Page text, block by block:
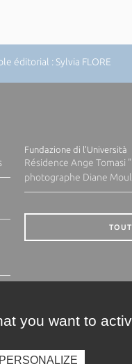
éditorial : Sylvia FLORE
Fundazione di l'Università
Résidence Ange Tomasi
photographe Diane
you want to
PERSONALIZE